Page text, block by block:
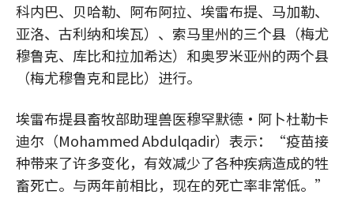
科内巴、贝哈勒、阿布阿拉、埃雷布提、马加勒、
亚洛、古利纳和埃瓦）、索马里州的三个县（梅尤
穆鲁克、库比和拉加希达）和奥罗米亚州的两个县
（梅尤穆鲁克和昆比）进行。
埃雷布提县畜牧部助理兽医穆罕默德·阿卜杜勒卡
迪尔（Mohammed Abdulqadir）表示：“疫苗接
种带来了许多变化，有效减少了各种疾病造成的牲
畜死亡。与两年前相比，现在的死亡率非常低。”